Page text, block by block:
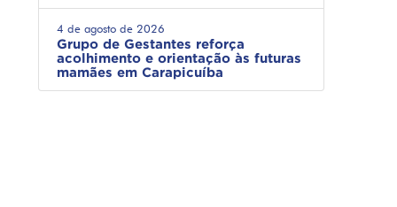
4 de agosto de 2026
Grupo de Gestantes reforça
acolhimento e orientação às futuras
mamães em Carapicuíba